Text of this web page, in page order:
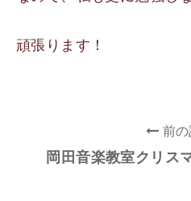
頑張ります！
前
岡田音楽教室クリス